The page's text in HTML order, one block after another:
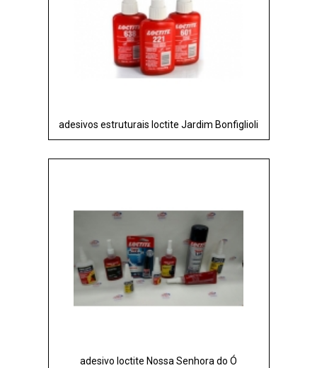
adesivos estruturais loctite Jardim Bonfiglioli
adesivo loctite Nossa Senhora do Ó